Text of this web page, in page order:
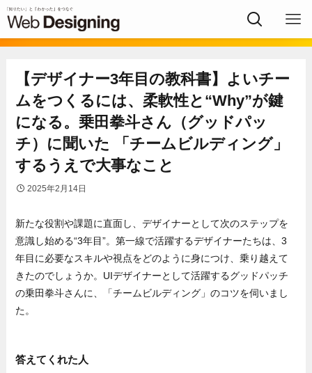
【デザイナー3年目の教科書】よいチー
ムをつくるには、柔軟性と“Why”が鍵
になる。乗田拳斗さん（グッドパッ
チ）に聞いた 「チームビルディング」
するうえで大事なこと
2025年2月14日
新たな役割や課題に直面し、デザイナーとして次のステップを
意識し始める“3年目”。第一線で活躍するデザイナーたちは、3
年目に必要なスキルや視点をどのように身につけ、乗り越えて
きたのでしょうか。UIデザイナーとして活躍するグッドパッチ
の乗田拳斗さんに、「チームビルディング」のコツを伺いまし
た。
答えてくれた人